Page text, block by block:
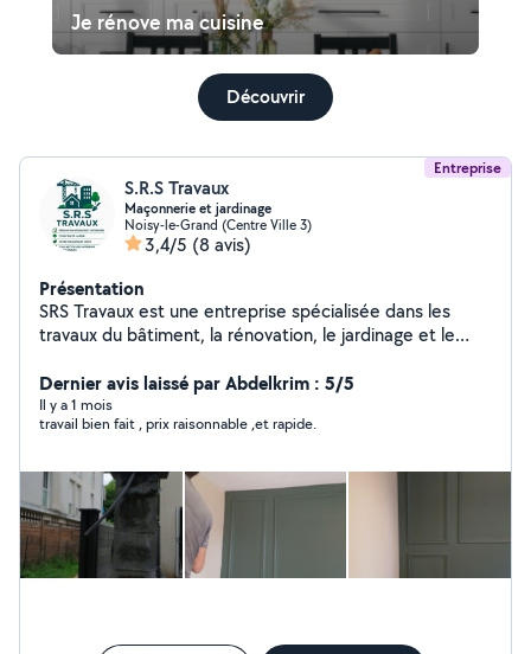
Je rénove ma cuisine
Découvrir
Entreprise
S.R.S Travaux
Maçonnerie et jardinage
Noisy-le-Grand (Centre Ville 3)
3,4/5 (8 avis)
Présentation
SRS Travaux est une entreprise spécialisée dans les
travaux du bâtiment, la rénovation, le jardinage et le
particuliers et les professionnels avec des prestations
de qualité, réalisées dans les délais et adaptées à leurs
besoins. Nos services : Rénovation intérieure
murs Aménagement intérieur Jardinage et entretien des
espaces verts Ménage intérieur et extérieur Petits et
gros travaux Nos engagements : Travail soigné Respect
des délais Satisfaction client Conseils personnalisés SRS
Travaux vous propose des solutions fiables et adaptées
Dernier avis laissé par Abdelkrim : 5/5
Il y a 1 mois
travail bien fait , prix raisonnable ,et rapide.